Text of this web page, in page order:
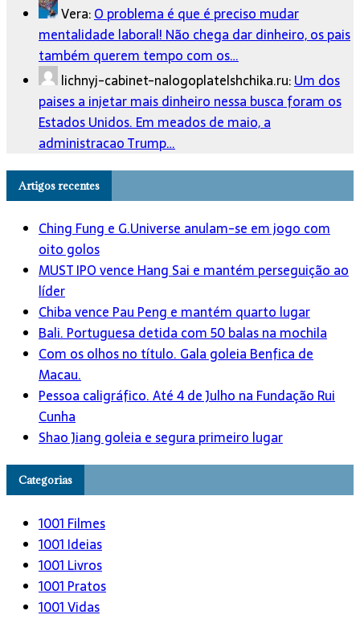
Vera:O problema é que é preciso mudar
mentalidade laboral! Não chega dar dinheiro, os pais
também querem tempo com os…
lichnyj-cabinet-nalogoplatelshchika.ru:Um dos
paises a injetar mais dinheiro nessa busca foram os
Estados Unidos. Em meados de maio, a
administracao Trump…
Artigos recentes
Ching Fung e G.Universe anulam-se em jogo com
oito golos
MUST IPO vence Hang Sai e mantém perseguição ao
líder
Chiba vence Pau Peng e mantém quarto lugar
Bali. Portuguesa detida com 50 balas na mochila
Com os olhos no título. Gala goleia Benfica de
Macau.
Pessoa caligráfico. Até 4 de Julho na Fundação Rui
Cunha
Shao Jiang goleia e segura primeiro lugar
Categorias
1001 Filmes
1001 Ideias
1001 Livros
1001 Pratos
1001 Vidas